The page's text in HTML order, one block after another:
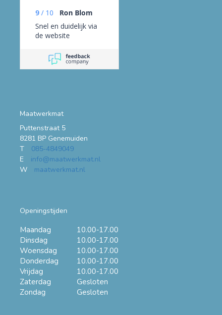
9 / 10
Ron Blom
Snel en duidelijk via
de website
Maatwerkmat
Puttenstraat 5
8281 BP Genemuiden
T
085-4849049
E
info@maatwerkmat.nl
W
maatwerkmat.nl
Openingstijden
Maandag
10.00-17.00
Dinsdag
10.00-17.00
Woensdag
10.00-17.00
Donderdag
10.00-17.00
Vrijdag
10.00-17.00
Zaterdag
Gesloten
Zondag
Gesloten